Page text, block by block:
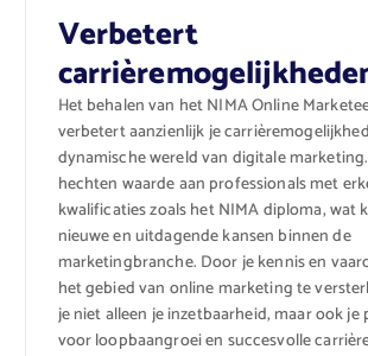
Verbetert
Het behalen van het NIMA Online
verbetert aanzienlijk je
dynamische wereld van digitale
hechten waarde aan professionals met
kwalificaties zoals het NIMA diploma, wat
nieuwe en uitdagende kansen binnen de
marketingbranche. Door je kennis en
het gebied van online marketing te
je niet alleen je inzetbaarheid, maar ook
voor loopbaangroei en succesvolle